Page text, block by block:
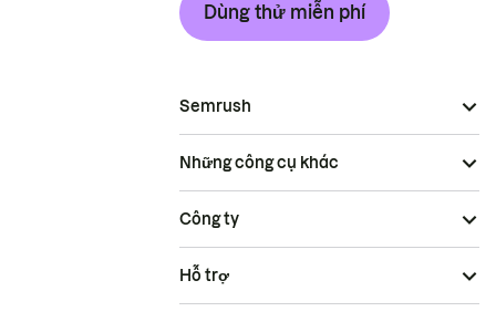
Dùng thử miễn phí
Semrush
Những công cụ khác
Công ty
Hỗ trợ